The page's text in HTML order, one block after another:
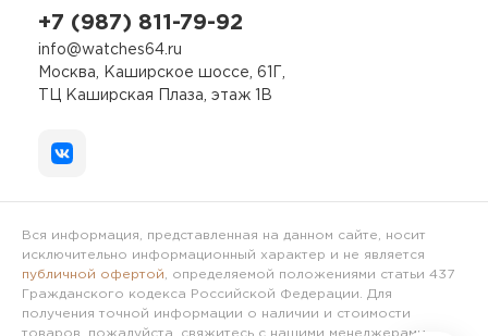
+7 (987) 811-79-92
info@watches64.ru
Москва, Каширское шоссе, 61Г,
ТЦ Каширская Плаза, этаж 1В
Вся информация, представленная на данном сайте, носит
исключительно информационный характер и не является
публичной офертой , определяемой положениями статьи 437
Гражданского кодекса Российской Федерации. Для
получения точной информации о наличии и стоимости
товаров, пожалуйста, свяжитесь с нашими менеджерами.